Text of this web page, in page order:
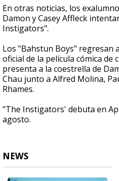
En otras noticias, los
Damon y Casey Affleck
Instigators".
Los "Bahstun Boys" regresan
oficial de la película cómica de
presenta a la coestrella de
Chau junto a Alfred Molina,
Rhames.
"The Instigators' debuta en
agosto.
NEWS